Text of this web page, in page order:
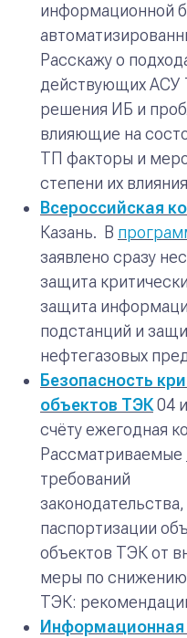
информационной
Расскажу о
действующих АСУ
решения ИБ и
влияющие на
ТП факторы и
степени их
Всероссийская
Казань. В
заявлено сразу
защита
защита
подстанций и
нефтегазовых
Безопасность
объектов ТЭК04
счёту ежегодная
Рассматриваемые
требований
паспортизации
объектов ТЭК от
меры по снижению
ТЭК:
Информационная